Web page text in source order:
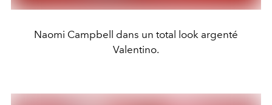
Naomi Campbell dans un total look argenté
Valentino.